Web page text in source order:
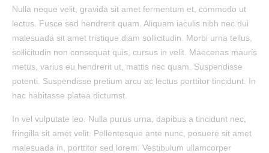
Nulla neque velit, gravida sit amet fermentum et, commodo ut
lectus. Fusce sed hendrerit quam. Aliquam iaculis nibh nec dui
malesuada sit amet tristique diam sollicitudin. Morbi urna tellus,
sollicitudin non consequat quis, cursus in velit. Maecenas mauris
metus, varius eu hendrerit ut, mattis nec quam. Suspendisse
potenti. Suspendisse pretium arcu ac lectus porttitor tincidunt. In
hac habitasse platea dictumst.
In vel vulputate leo. Nulla purus urna, dapibus a tincidunt nec,
fringilla sit amet velit. Pellentesque ante nunc, posuere sit amet
malesuada in, porttitor sed lorem. Vestibulum ullamcorper